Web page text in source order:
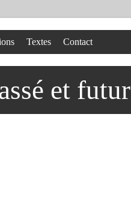
et futur
Textes Contact